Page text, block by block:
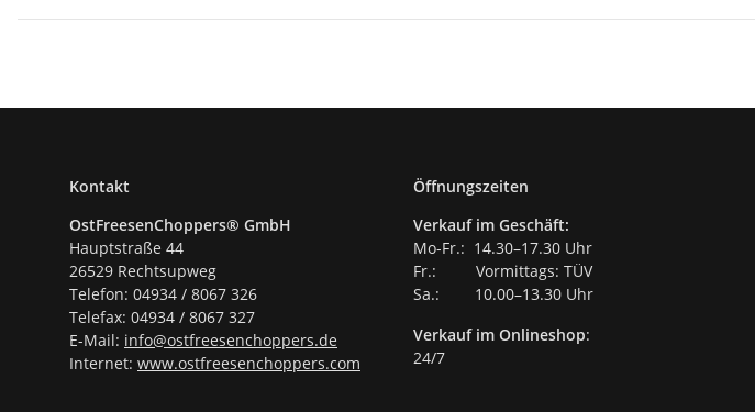
Kontakt
OstFreesenChoppers® GmbH
Hauptstraße 44
26529 Rechtsupweg
Telefon: 04934 / 8067 326
Telefax: 04934 / 8067 327
E-Mail: info@ostfreesenchoppers.de
Internet: www.ostfreesenchoppers.com
Öffnungszeiten
Verkauf im Geschäft:
Mo-Fr.: 14.30–17.30 Uhr
Fr.: Vormittags: TÜV
Sa.: 10.00–13.30 Uhr
Verkauf im Onlineshop:
24/7